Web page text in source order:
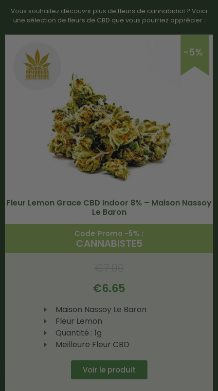
Vous souhaitez découvrir plus de fleurs de cannabidiol ? Voici
une sélection de fleurs de CBD que vous pourriez apprécier :
-5%
Fleur Lemon Grace CBD Indoor 8% – Maison Nassoy
Le Baron
Code Promo -5% :
CANNABISTE5
€6.65
Maison Nassoy Le Baron
Fleur Lemon
Quantité : 1g
Meilleure Fleur CBD
Voir le produit